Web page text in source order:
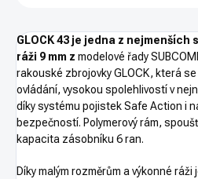
GLOCK 43 je jedna z
ráži 9 mm z modelové řady
rakouské zbrojovky GLOCK, která
ovládání, vysokou spolehlivostí v
díky systému pojistek Safe Action i
bezpečností. Polymerový rám,
kapacita zásobníku 6 ran.
Díky malým rozměrům a výkonné